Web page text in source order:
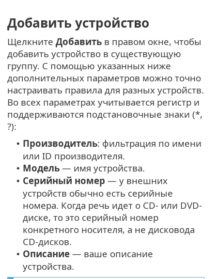
Добавить устройство
Щелкните Добавить в правом окне, чтобы
добавить устройство в существующую
группу. С помощью указанных ниже
дополнительных параметров можно точно
настраивать правила для разных устройств.
Во всех параметрах учитывается регистр и
поддерживаются подстановочные знаки (*,
?):
• Производитель: фильтрация по имени
или ID производителя.
• Модель — имя устройства.
• Серийный номер — у внешних
устройств обычно есть серийные
номера. Когда речь идет о CD- или DVD-
диске, то это серийный номер
конкретного носителя, а не дисковода
CD-дисков.
• Описание — ваше описание
устройства.